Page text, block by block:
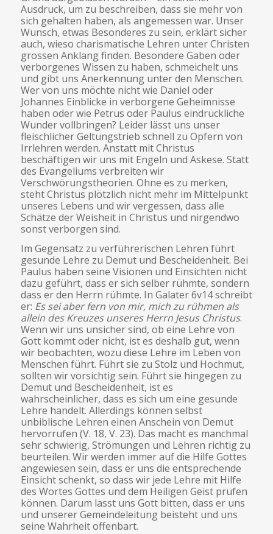
Ausdruck, um zu beschreiben, dass sie mehr von
sich gehalten haben, als angemessen war. Unser
Wunsch, etwas Besonderes zu sein, erklärt sicher
auch, wieso charismatische Lehren unter Christen
grossen Anklang finden. Besondere Gaben oder
verborgenes Wissen zu haben, schmeichelt uns
und gibt uns Anerkennung unter den Menschen.
Wer von uns möchte nicht wie Daniel oder
Johannes Einblicke in verborgene Geheimnisse
haben oder wie Petrus oder Paulus eindrückliche
Wunder vollbringen? Leider lässt uns unser
fleischlicher Geltungstrieb schnell zu Opfern von
Irrlehren werden. Anstatt mit Christus
beschäftigen wir uns mit Engeln und Askese. Statt
des Evangeliums verbreiten wir
Verschwörungstheorien. Ohne es zu merken,
steht Christus plötzlich nicht mehr im Mittelpunkt
unseres Lebens und wir vergessen, dass alle
Schätze der Weisheit in Christus und nirgendwo
sonst verborgen sind.
Im Gegensatz zu verführerischen Lehren führt
gesunde Lehre zu Demut und Bescheidenheit. Bei
Paulus haben seine Visionen und Einsichten nicht
dazu geführt, dass er sich selber rühmte, sondern
dass er den Herrn rühmte. In Galater 6v14 schreibt
er: Es sei aber fern von mir, mich zu rühmen als
allein des Kreuzes unseres Herrn Jesus Christus.
Wenn wir uns unsicher sind, ob eine Lehre von
Gott kommt oder nicht, ist es deshalb gut, wenn
wir beobachten, wozu diese Lehre im Leben von
Menschen führt. Führt sie zu Stolz und Hochmut,
sollten wir vorsichtig sein. Führt sie hingegen zu
Demut und Bescheidenheit, ist es
wahrscheinlicher, dass es sich um eine gesunde
Lehre handelt. Allerdings können selbst
unbiblische Lehren einen Anschein von Demut
hervorrufen (V. 18, V. 23). Das macht es manchmal
sehr schwierig, Strömungen und Lehren richtig zu
beurteilen. Wir werden immer auf die Hilfe Gottes
angewiesen sein, dass er uns die entsprechende
Einsicht schenkt, so dass wir jede Lehre mit Hilfe
des Wortes Gottes und dem Heiligen Geist prüfen
können. Darum lasst uns Gott bitten, dass er uns
und unserer Gemeindeleitung beisteht und uns
seine Wahrheit offenbart.